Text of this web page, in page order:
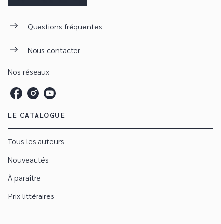
Questions fréquentes
Nous contacter
Nos réseaux
LE CATALOGUE
Tous les auteurs
Nouveautés
À paraître
Prix littéraires